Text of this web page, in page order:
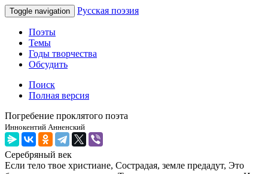
Toggle navigation Русская поэзия
Поэты
Темы
Годы творчества
Обсудить
Поиск
Полная версия
Погребение проклятого поэта
Иннокентий Анненский
Серебряный век
Если тело твое христиане, Сострадая, земле предадут, Это